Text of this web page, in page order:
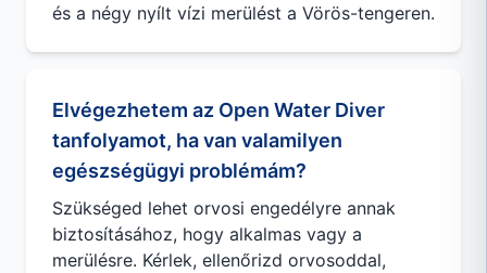
és a négy nyílt vízi merülést a Vörös-tengeren.
Elvégezhetem az Open Water Diver
tanfolyamot, ha van valamilyen
egészségügyi problémám?
Szükséged lehet orvosi engedélyre annak
biztosításához, hogy alkalmas vagy a
merülésre. Kérlek, ellenőrizd orvosoddal,